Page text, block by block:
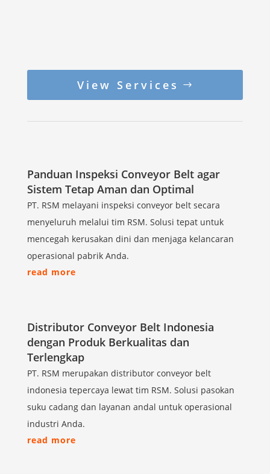
View Services
Panduan Inspeksi Conveyor Belt agar
Sistem Tetap Aman dan Optimal
PT. RSM melayani inspeksi conveyor belt secara
menyeluruh melalui tim RSM. Solusi tepat untuk
mencegah kerusakan dini dan menjaga kelancaran
operasional pabrik Anda.
read more
Distributor Conveyor Belt Indonesia
dengan Produk Berkualitas dan
Terlengkap
PT. RSM merupakan distributor conveyor belt
indonesia tepercaya lewat tim RSM. Solusi pasokan
suku cadang dan layanan andal untuk operasional
industri Anda.
read more